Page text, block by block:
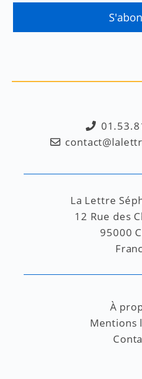
La Lettre
12 Rue des
95000
À
Mentions